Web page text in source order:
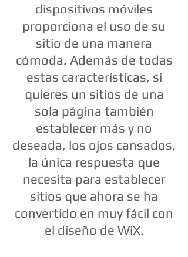
dispositivos móviles
proporciona el uso de su
sitio de una manera
cómoda. Además de todas
estas características, si
quieres un sitios de una
sola página también
establecer más y no
deseada, los ojos cansados,
la única respuesta que
necesita para establecer
sitios que ahora se ha
convertido en muy fácil con
el diseño de WiX.